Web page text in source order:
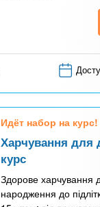
Идёт набор на курс!
Харчування для
курс
Здорове харчування
народження до